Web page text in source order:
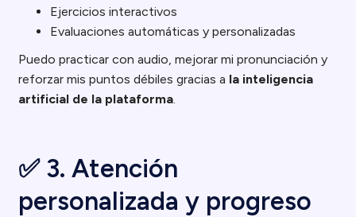
Ejercicios interactivos
Evaluaciones automáticas y personalizadas
Puedo practicar con audio, mejorar mi pronunciación y
reforzar mis puntos débiles gracias a la inteligencia
artificial de la plataforma.
✅ 3. Atención
personalizada y progreso